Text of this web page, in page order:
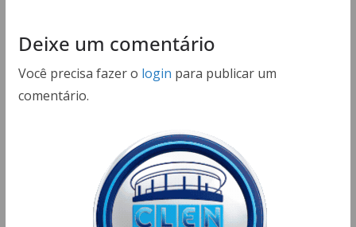
Deixe um comentário
Você precisa fazer o login para publicar um
comentário.